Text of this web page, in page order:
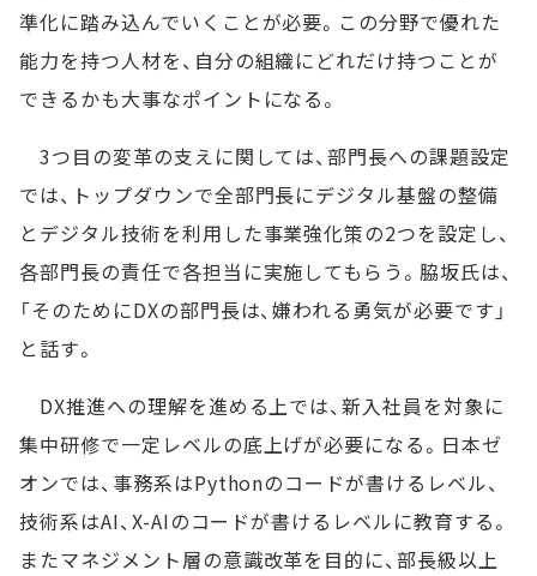
準化に踏み込んでいくことが必要。この分野で優れた
能力を持つ人材を、自分の組織にどれだけ持つことが
できるかも大事なポイントになる。
3つ目の変革の支えに関しては、部門長への課題設定
では、トップダウンで全部門長にデジタル基盤の整備
とデジタル技術を利用した事業強化策の2つを設定し、
各部門長の責任で各担当に実施してもらう。脇坂氏は、
「そのためにDXの部門長は、嫌われる勇気が必要です」
と話す。
DX推進への理解を進める上では、新入社員を対象に
集中研修で一定レベルの底上げが必要になる。日本ゼ
オンでは、事務系はPythonのコードが書けるレベル、
技術系はAI、X-AIのコードが書けるレベルに教育する。
またマネジメント層の意識改革を目的に、部長級以上